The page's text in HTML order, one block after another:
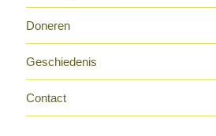
Doneren
Geschiedenis
Contact